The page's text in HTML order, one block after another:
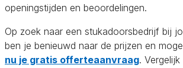
openingstijden en beoordelingen.
Op zoek naar een stukadoorsbedrijf bij
ben je benieuwd naar de prijzen en
nu je gratis offerteaanvraag.